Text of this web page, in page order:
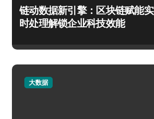
链动数据新引擎：区块链赋能实
时处理解锁企业科技效能
大数据